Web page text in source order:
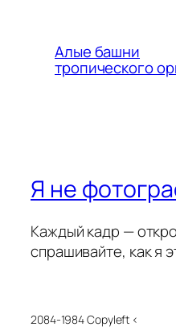
Алые башни
тропического
Я не
Каждый кадр —
спрашивайте, как я
2084-1984 Copyleft <